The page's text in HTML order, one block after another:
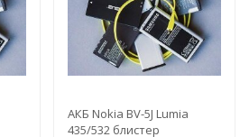
АКБ Nokia BV-5J Lumia
435/532 блистер